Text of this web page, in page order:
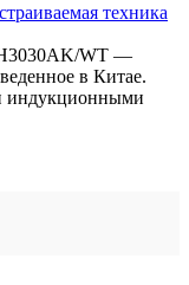
техника
WT —
в Китае.
индукционными